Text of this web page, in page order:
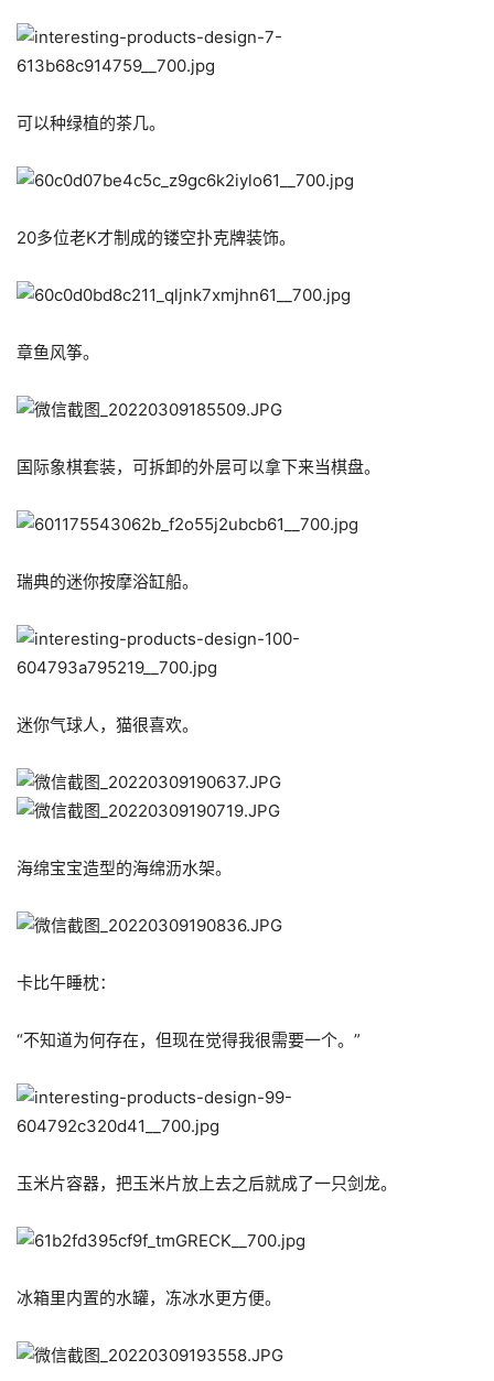
可以种绿植的茶几。
20多位老K才制成的镂空扑克牌装饰。
章鱼风筝。
国际象棋套装，可拆卸的外层可以拿下来当棋盘。
瑞典的迷你按摩浴缸船。
迷你气球人，猫很喜欢。
海绵宝宝造型的海绵沥水架。
卡比午睡枕：
“不知道为何存在，但现在觉得我很需要一个。”
玉米片容器，把玉米片放上去之后就成了一只剑龙。
冰箱里内置的水罐，冻冰水更方便。